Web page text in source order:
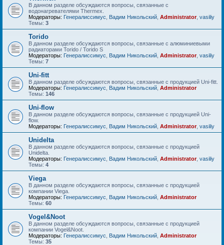
В данном разделе обсуждаются вопросы, связанные с
водонагревателями Thermex.
Модераторы: Генералиссимус Вадим Никольский Administrator, vasiliy
Темы: 3
Torido
В данном разделе обсуждаются вопросы, связанные с алюминиевыми
радиаторами Torido / Torido S
Модераторы: Генералиссимус Вадим Никольский Administrator, vasiliy
Темы: 7
Uni-fitt
В данном разделе обсуждаются вопросы, связанные с продукцией Uni-fitt.
Модераторы: Генералиссимус Вадим Никольский Administrator
Темы: 146
Uni-flow
В данном разделе обсуждаются вопросы, связанные с продукцией Uni-
flow.
Модераторы: Генералиссимус Вадим Никольский Administrator, vasiliy
Unidelta
В данном разделе обсуждаются вопросы, связанные с продукцией
Unidelta.
Модераторы: Генералиссимус Вадим Никольский Administrator, vasiliy
Темы: 4
Viega
В данном разделе обсуждаются вопросы, связанные с продукцией
компании Viega.
Модераторы: Генералиссимус Вадим Никольский Administrator
Темы: 60
Vogel&Noot
В данном разделе обсуждаются вопросы, связанные с продукцией
компании Vogel&Noot.
Модераторы: Генералиссимус Вадим Никольский Administrator
Темы: 35